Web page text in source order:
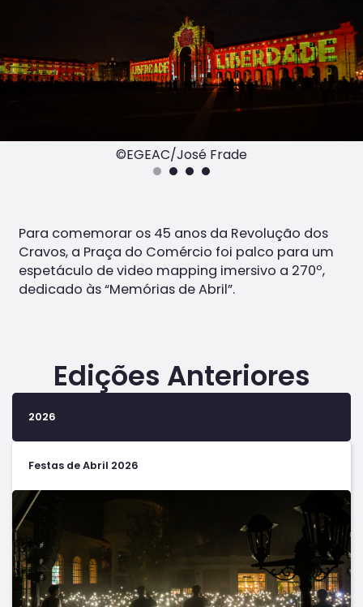
©EGEAC/José Frade
Para comemorar os 45 anos da Revolução dos
Cravos, a Praça do Comércio foi palco para um
espetáculo de video mapping imersivo a 270º,
dedicado às “Memórias de Abril”.
Edições Anteriores
2026
Festas de Abril 2026